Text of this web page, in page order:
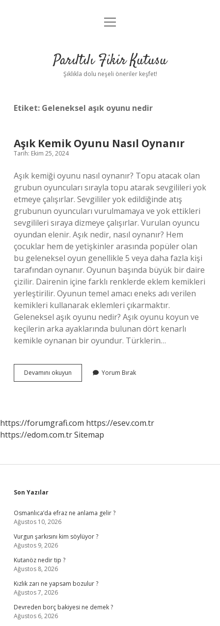
Anasayfa
Yasal Uyarı
menüyü
Parıltılı Fikir Kutusu
Şıklıkla dolu neşeli öneriler keşfet!
Etiket: Geleneksel aşık oyunu nedir
Aşık Kemik Oyunu Nasıl Oynanır
Tarih: Ekim 25, 2024
Aşık kemiği oyunu nasıl oynanır? Topu atacak olan
grubun oyuncuları sırayla topu atarak sevgilileri yok
etmeye çalışırlar. Sevgililer yok edildiğinde atış
grubunun oyuncuları vurulmamaya ve yok ettikleri
sevgilileri sıraya dizmeye çalışırlar. Vurulan oyuncu
oyundan elenir. Aşık nedir, nasıl oynanır? Hem
çocuklar hem de yetişkinler arasında popüler olan
bu geleneksel oyun genellikle 5 veya daha fazla kişi
tarafından oynanır. Oyunun başında büyük bir daire
çizilir. Dairenin içine farklı renklerde eklem kemikleri
yerleştirilir. Oyunun temel amacı eneks adı verilen
kemikleri kullanarak eklemleri çıkarmaktır.
Geleneksel aşık oyunu nedir? Aşık oyunu koyun ve
keçilerin arka ayaklarında bulunan dört kenarlı
kemikle oynanan bir oyundur. Türklerin…
Devamını okuyun
Kemik
Yorum Bırak
https://forumgrafi.com https://esev.com.tr
https://edom.com.trSitemap
Sidebar
Son Yazılar
Osmanlıca’da efraz ne anlama gelir ?
Ağustos 10, 2026
Vurgun şarkısını kim söylüyor ?
Ağustos 9, 2026
Kutanöz nedir tip ?
Ağustos 8, 2026
Kızlık zarı ne yapsam bozulur ?
Ağustos 7, 2026
Devreden borç bakiyesi ne demek ?
Ağustos 6, 2026